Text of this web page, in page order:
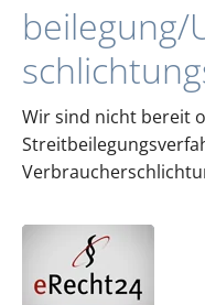
Wir sind nicht bereit